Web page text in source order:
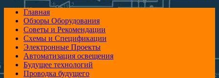
Главная
Обзоры Оборудования
Советы и Рекомендации
Схемы и Спецификации
Электронные Проекты
Автоматизация освещения
Будущее технологий
Проводка будущего